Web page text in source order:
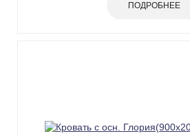
ПОДРОБНЕЕ